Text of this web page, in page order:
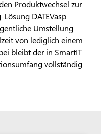
Produktwechsel zur
DATEVasp
Umstellung
von lediglich einem
bleibt der in SmartIT
vollständig